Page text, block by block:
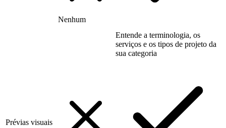
Nenhum
Entende a terminologia, os
serviços e os tipos de projeto da
sua categoria
Prévias visuais